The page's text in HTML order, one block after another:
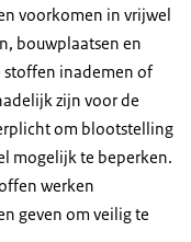
voorkomen in vrijwel
bouwplaatsen en
stoffen inademen of
zijn voor de
om blootstelling
mogelijk te beperken.
werken
geven om veilig te